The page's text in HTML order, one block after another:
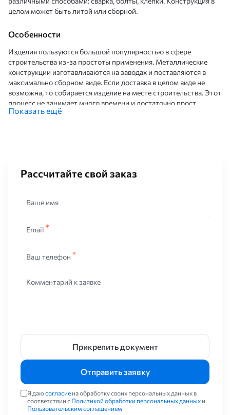
целом может быть литой или сборной.
Особенности
Изделия пользуются большой популярностью в сфере
строительства из-за простоты применения. Металлические
конструкции изготавливаются на заводах и поставляются в
максимально сборном виде. Если доставка в целом виде не
возможна, то собирается изделие на месте строительства. Этот
процесс не занимает много времени и достаточно прост.
Преимуществом изделия из металла является возможность
Металлические конструкции имеют меньший вес в сравнении с
из различных марок стали. Подбирать материал нужно исходя
разнообразию из металла собирают разнообразные
сооружения, которые невозможно реализовать в другом
В экономическом плане бюджетные.
использование. Это никак не сказывается на его свойствах.
свойствам металлические конструкции используют для
хранения жидких субстанций. Металл огнеустойчив.
Использование таких конструкций безопасно с точки зрения
требований пожарных нормативов. Недостатком
металлических конструкций является подверженность
коррозии.
Где используют
Показать ещё
Рассчитайте свой заказ
Ваше имя
Email
Ваш телефон
Комментарий к заявке
Прикрепить документ
Отправить заявку
Я даюсогласие на обработку своих персональных данных в
соответствии с Политикой обработки персональных данных и
Пользовательским соглашением